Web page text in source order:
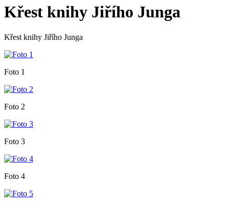
Křest knihy Jiřího Junga
Křest knihy Jiřího Junga
Foto 1
Foto 2
Foto 3
Foto 4